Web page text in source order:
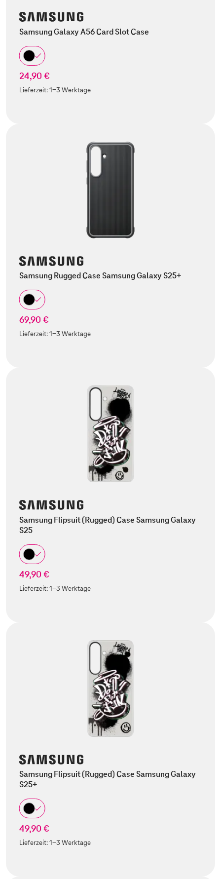
Samsung Galaxy A56 Card Slot Case
24,90 €
Lieferzeit:1-3 Werktage
Samsung Rugged Case Samsung Galaxy S25+
69,90 €
Lieferzeit:1-3 Werktage
Samsung Flipsuit (Rugged) Case Samsung Galaxy
S25
49,90 €
Lieferzeit:1-3 Werktage
Samsung Flipsuit (Rugged) Case Samsung Galaxy
S25+
49,90 €
Lieferzeit:1-3 Werktage